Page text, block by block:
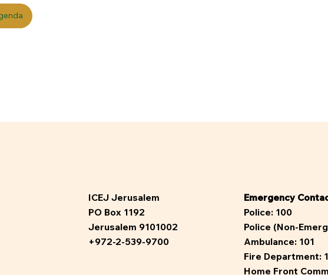
ICEJ Jerusalem
PO Box 1192
Jerusalem 9101002
+972-2-539-9700
Emergency
Police: 100
Police (Non-
Ambulance: 101
Fire Department:
Home Front